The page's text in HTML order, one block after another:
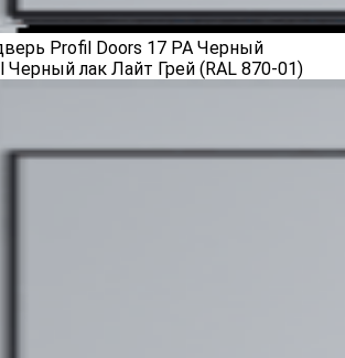
Profil Doors 17 PA Черный
лак Лайт Грей (RAL 870-01)